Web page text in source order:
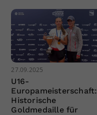
27.09.2025
U16-
Europameisterschaft:
Historische
Goldmedaille für